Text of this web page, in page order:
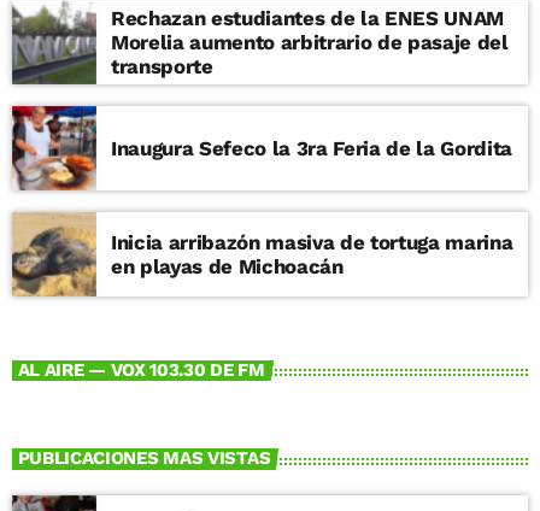
Rechazan estudiantes de la ENES UNAM
Morelia aumento arbitrario de pasaje del
transporte
Inaugura Sefeco la 3ra Feria de la Gordita
Inicia arribazón masiva de tortuga marina
en playas de Michoacán
AL AIRE — VOX 103.30 DE FM
PUBLICACIONES MAS VISTAS